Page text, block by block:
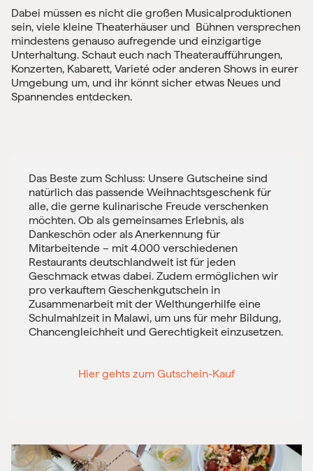
Dabei müssen es nicht die großen Musicalproduktionen
sein, viele kleine Theaterhäuser und Bühnen versprechen
mindestens genauso aufregende und einzigartige
Unterhaltung. Schaut euch nach Theateraufführungen,
Konzerten, Kabarett, Varieté oder anderen Shows in eurer
Umgebung um, und ihr könnt sicher etwas Neues und
Spannendes entdecken.
Das Beste zum Schluss: Unsere Gutscheine sind
natürlich das passende Weihnachtsgeschenk für
alle, die gerne kulinarische Freude verschenken
möchten. Ob als gemeinsames Erlebnis, als
Dankeschön oder als Anerkennung für
Mitarbeitende – mit 4.000 verschiedenen
Restaurants deutschlandweit ist für jeden
Geschmack etwas dabei. Zudem ermöglichen wir
pro verkauftem Geschenkgutschein in
Zusammenarbeit mit der Welthungerhilfe eine
Schulmahlzeit in Malawi, um uns für mehr Bildung,
Chancengleichheit und Gerechtigkeit einzusetzen.
Hier gehts zum Gutschein-Kauf